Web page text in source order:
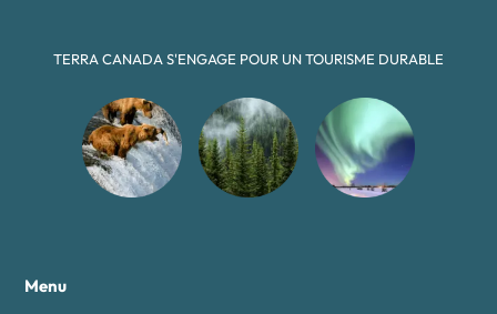
TERRA CANADA S'ENGAGE POUR UN TOURISME DURABLE
Menu